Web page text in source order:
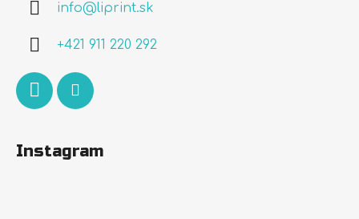
info@liprint.sk
+421 911 220 292
Instagram